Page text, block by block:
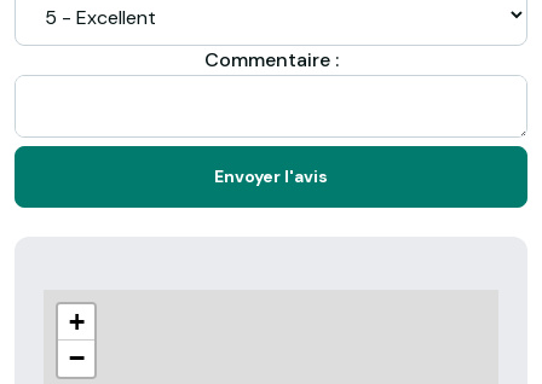
Commentaire :
Envoyer l'avis
+
−